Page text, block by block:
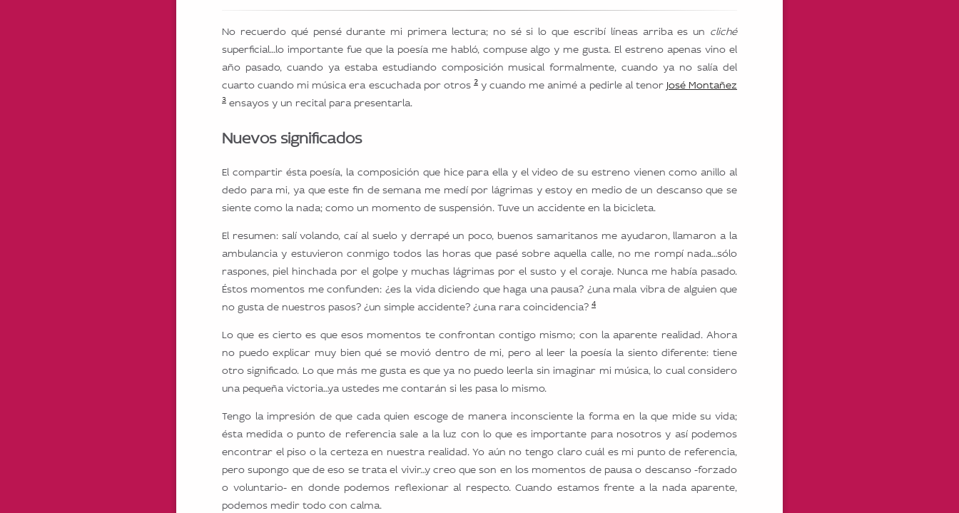
No recuerdo qué pensé durante mi primera lectura; no sé si lo que escribí líneas arriba es un cliché
superficial…lo importante fue que la poesía me habló, compuse algo y me gusta. El estreno apenas vino el
año pasado, cuando ya estaba estudiando composición musical formalmente, cuando ya no salía del
cuarto cuando mi música era escuchada por otros 2y cuando me animé a pedirle al tenor José Montañez
3 ensayos y un recital para presentarla.
Nuevos significados
El compartir ésta poesía, la composición que hice para ella y el video de su estreno vienen como anillo al
dedo para mi, ya que este fin de semana me medí por lágrimas y estoy en medio de un descanso que se
siente como la nada; como un momento de suspensión. Tuve un accidente en la bicicleta.
El resumen: salí volando, caí al suelo y derrapé un poco, buenos samaritanos me ayudaron, llamaron a la
ambulancia y estuvieron conmigo todos las horas que pasé sobre aquella calle, no me rompí nada…sólo
raspones, piel hinchada por el golpe y muchas lágrimas por el susto y el coraje. Nunca me había pasado.
Éstos momentos me confunden: ¿es la vida diciendo que haga una pausa? ¿una mala vibra de alguien que
no gusta de nuestros pasos? ¿un simple accidente? ¿una rara coincidencia? 4
Lo que es cierto es que esos momentos te confrontan contigo mismo; con la aparente realidad. Ahora
no puedo explicar muy bien qué se movió dentro de mi, pero al leer la poesía la siento diferente: tiene
otro significado. Lo que más me gusta es que ya no puedo leerla sin imaginar mi música, lo cual considero
una pequeña victoria…ya ustedes me contarán si les pasa lo mismo.
Tengo la impresión de que cada quien escoge de manera inconsciente la forma en la que mide su vida;
ésta medida o punto de referencia sale a la luz con lo que es importante para nosotros y así podemos
encontrar el piso o la certeza en nuestra realidad. Yo aún no tengo claro cuál es mi punto de referencia,
pero supongo que de eso se trata el vivir…y creo que son en los momentos de pausa o descanso -forzado
o voluntario- en donde podemos reflexionar al respecto. Cuando estamos frente a la nada aparente,
podemos medir todo con calma.